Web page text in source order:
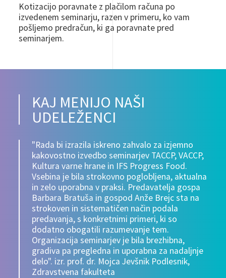
Kotizacijo poravnate z plačilom računa po
izvedenem seminarju, razen v primeru, ko vam
pošljemo predračun, ki ga poravnate pred
seminarjem.
KAJ MENIJO NAŠI
UDELEŽENCI
"Rada bi izrazila iskreno zahvalo za izjemno
kakovostno izvedbo seminarjev TACCP, VACCP,
Kultura varne hrane in IFS Progress Food.
Vsebina je bila strokovno poglobljena, aktualna
in zelo uporabna v praksi. Predavatelja gospa
Barbara Bratuša in gospod Anže Brejc sta na
strokoven in sistematičen način podala
predavanja, s konkretnimi primeri, ki so
dodatno obogatili razumevanje tem.
Organizacija seminarjev je bila brezhibna,
gradiva pa pregledna in uporabna za nadaljnje
delo". izr. prof. dr. Mojca Jevšnik Podlesnik,
Zdravstvena fakulteta